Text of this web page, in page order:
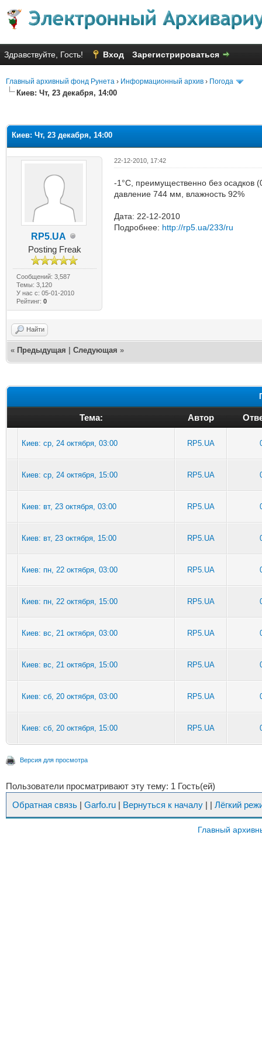
Здравствуйте, Гость! Вход Зарегистрироваться
Главный архивный фонд Рунета › Информационный архив › Погода
Киев: Чт, 23 декабря, 14:00
Киев: Чт, 23 декабря, 14:00
RP5.UA
Posting Freak
Сообщений: 3,587
Темы: 3,120
У нас с: 05-01-2010
Рейтинг: 0
22-12-2010, 17:42
-1°C, преимущественно без осадков
давление 744 мм, влажность 92%
Дата: 22-12-2010
Подробнее: http://rp5.ua/233/ru
Найти
« Предыдущая Следующая »
Тема: Автор
Киев: ср, 24 октября, 03:00 RP5.UA
Киев: ср, 24 октября, 15:00 RP5.UA
Киев: вт, 23 октября, 03:00 RP5.UA
Киев: вт, 23 октября, 15:00 RP5.UA
Киев: пн, 22 октября, 03:00 RP5.UA
Киев: пн, 22 октября, 15:00 RP5.UA
Киев: вс, 21 октября, 03:00 RP5.UA
Киев: вс, 21 октября, 15:00 RP5.UA
Киев: сб, 20 октября, 03:00 RP5.UA
Киев: сб, 20 октября, 15:00 RP5.UA
Версия для просмотра
Пользователи просматривают эту тему: 1 Гость(ей)
Обратная связь | Garfo.ru | Вернуться к началу | | Лёгкий
Главный